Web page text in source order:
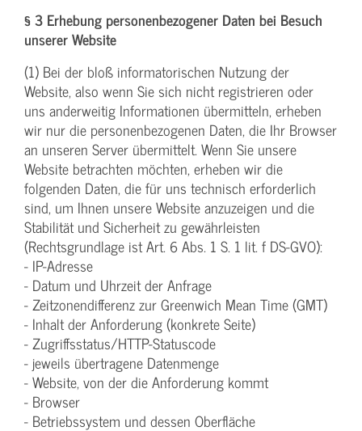
§ 3 Erhebung personenbezogener Daten bei Besuch
unserer Website
(1) Bei der bloß informatorischen Nutzung der
Website, also wenn Sie sich nicht registrieren oder
uns anderweitig Informationen übermitteln, erheben
wir nur die personenbezogenen Daten, die Ihr Browser
an unseren Server übermittelt. Wenn Sie unsere
Website betrachten möchten, erheben wir die
folgenden Daten, die für uns technisch erforderlich
sind, um Ihnen unsere Website anzuzeigen und die
Stabilität und Sicherheit zu gewährleisten
(Rechtsgrundlage ist Art. 6 Abs. 1 S. 1 lit. f DS-GVO):
- IP-Adresse
- Datum und Uhrzeit der Anfrage
- Zeitzonendifferenz zur Greenwich Mean Time (GMT)
- Inhalt der Anforderung (konkrete Seite)
- Zugriffsstatus/HTTP-Statuscode
- jeweils übertragene Datenmenge
- Website, von der die Anforderung kommt
- Browser
- Betriebssystem und dessen Oberfläche